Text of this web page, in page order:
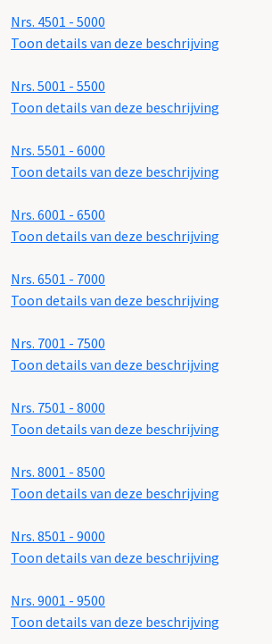
Nrs. 4501 - 5000
Toon details van deze beschrijving
Nrs. 5001 - 5500
Toon details van deze beschrijving
Nrs. 5501 - 6000
Toon details van deze beschrijving
Nrs. 6001 - 6500
Toon details van deze beschrijving
Nrs. 6501 - 7000
Toon details van deze beschrijving
Nrs. 7001 - 7500
Toon details van deze beschrijving
Nrs. 7501 - 8000
Toon details van deze beschrijving
Nrs. 8001 - 8500
Toon details van deze beschrijving
Nrs. 8501 - 9000
Toon details van deze beschrijving
Nrs. 9001 - 9500
Toon details van deze beschrijving